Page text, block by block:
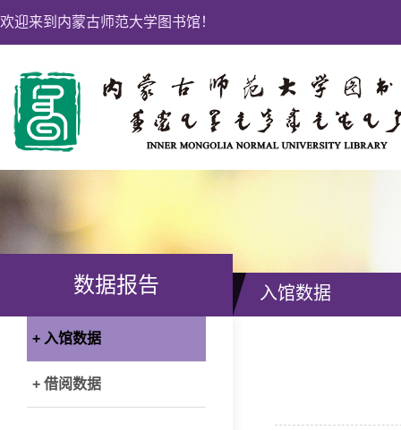
欢迎来到内蒙古师范大学图书馆！
数据报告
+ 入馆数据
+ 借阅数据
入馆数据